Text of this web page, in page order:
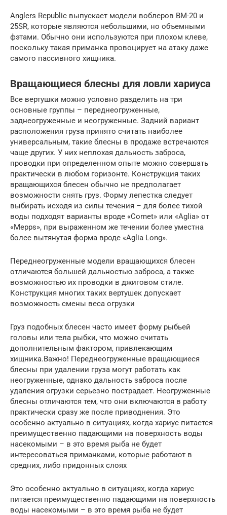
Anglers Republic выпускает модели воблеров BM-20 и
25SR, которые являются небольшими, но объемными
фэтами. Обычно они используются при плохом клеве,
поскольку такая приманка провоцирует на атаку даже
самого пассивного хищника.
Вращающиеся блесны для ловли хариуса
Все вертушки можно условно разделить на три
основные группы – переднеогруженные,
заднеогруженные и неогруженные. Задний вариант
расположения груза принято считать наиболее
универсальным, такие блесны в продаже встречаются
чаще других. У них неплохая дальность заброса,
проводки при определенном опыте можно совершать
практически в любом горизонте. Конструкция таких
вращающихся блесен обычно не предполагает
возможности снять груз. Форму лепестка следует
выбирать исходя из силы течения – для более тихой
воды подходят варианты вроде «Comet» или «Aglia» от
«Mepps», при выраженном же течении более уместна
более вытянутая форма вроде «Aglia Long».
Переднеогруженные модели вращающихся блесен
отличаются большей дальностью заброса, а также
возможностью их проводки в джиговом стиле.
Конструкция многих таких вертушек допускает
возможность смены веса огрузки
Груз подобных блесен часто имеет форму рыбьей
головы или тела рыбки, что можно считать
дополнительным фактором, привлекающим
хищника.Важно! Переднеогруженные вращающиеся
блесны при удалении груза могут работать как
неогруженные, однако дальность заброса после
удаления огрузки серьезно пострадает. Неогруженные
блесны отличаются тем, что они включаются в работу
практически сразу же после приводнения. Это
особенно актуально в ситуациях, когда хариус питается
преимущественно падающими на поверхность воды
насекомыми – в это время рыба не будет
интересоваться приманками, которые работают в
средних, либо придонных слоях
Это особенно актуально в ситуациях, когда хариус
питается преимущественно падающими на поверхность
воды насекомыми – в это время рыба не будет